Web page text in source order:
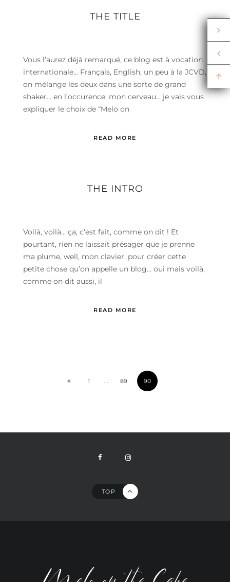
THE TITLE
Vous l’aurez déjà remarqué, ce blog est à vocation
internationale… Français, English, un peu à la JCVD,
on mélange les deux dans une sorte de grand
shaker… en l’occurence, mon cerveau… je vais vous
expliquer le choix de “Melo on
READ MORE
THE INTRO
Voilà, voilà… ça, c’est fait, comme on dit ! Et
pourtant, rien ne laissait présager que je prenne
ma plume, well, mon clavier, pour créer cette
petite chose qu’on appelle un blog… oui mais voilà,
comme on dit aussi, il
READ MORE
1 … 89 90
TOP